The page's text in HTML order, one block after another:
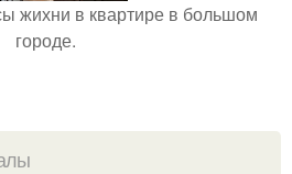
жихни в квартире в большом
городе.